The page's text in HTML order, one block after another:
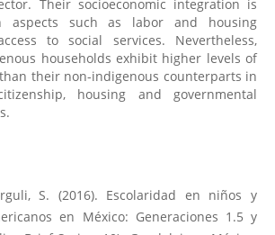
Their socioeconomic integration is
aspects such as labor and housing
to social services. Nevertheless,
households exhibit higher levels of
their non-indigenous counterparts in
housing and governmental
S. (2016). Escolaridad en niños y
en México: Generaciones 1.5 y